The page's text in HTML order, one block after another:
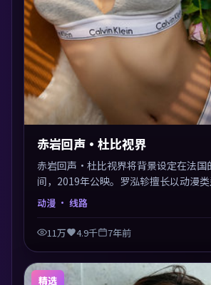
赤岩回声·杜比视界
赤岩回声·杜比视界将背景设定在法国
间，2019年公映。罗泓轸擅长以动漫
题，节奏张弛有度，留白处耐人寻味。
钩子分布均匀，适合一口气看完。
动漫 · 线路
11万 4.9千 7年前
精选